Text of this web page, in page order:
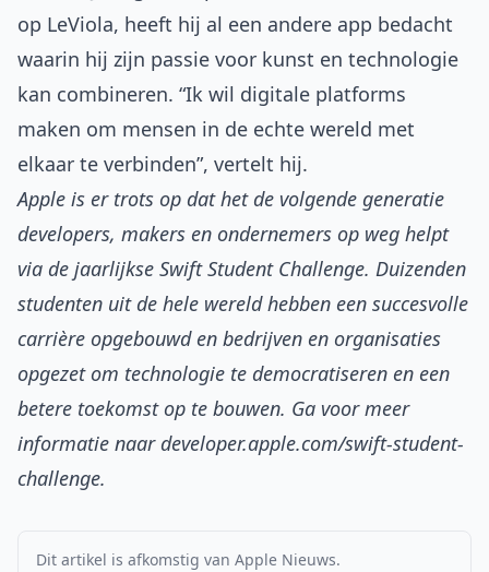
op LeViola, heeft hij al een andere app bedacht
waarin hij zijn passie voor kunst en technologie
kan combineren. “Ik wil digitale platforms
maken om mensen in de echte wereld met
elkaar te verbinden”, vertelt hij.
Apple is er trots op dat het de volgende generatie
developers, makers en ondernemers op weg helpt
via de jaarlijkse Swift Student Challenge. Duizenden
studenten uit de hele wereld hebben een succesvolle
carrière opgebouwd en bedrijven en organisaties
opgezet om technologie te democratiseren en een
betere toekomst op te bouwen. Ga voor meer
informatie naardeveloper.apple.com/swift-student-
challenge.
Dit artikel is afkomstig van Apple Nieuws.